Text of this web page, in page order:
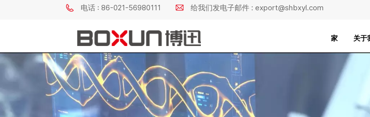
电话 : 86-021-56980111 给我们发电子邮件 : export@shbxyl.com
家 关于